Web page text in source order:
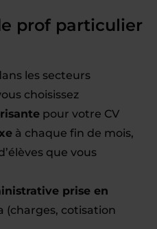
prof particulier
les secteurs
choisissez
pour votre CV
à chaque fin de mois,
que vous
prise en
(charges, cotisation